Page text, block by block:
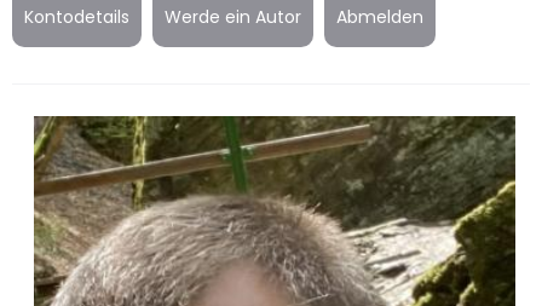
Kontodetails Werde ein Autor Abmelden